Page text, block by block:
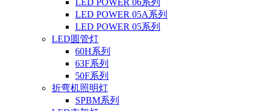
LED POWER 06系列
LED POWER 05A系列
LED POWER 05系列
LED圆管灯
60H系列
63F系列
50F系列
折弯机照明灯
SPBM系列